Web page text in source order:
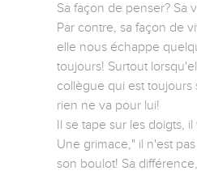
Sa façon de penser? Sa
Par contre, sa façon de
elle nous échappe
toujours! Surtout
collègue qui est toujours
rien ne va pour lui!
Il se tape sur les doigts,
Une grimace," il n'est
son boulot! Sa